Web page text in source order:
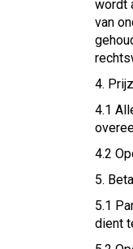
wordt
van
4.
4.1
4.2
5.
5.1
dient